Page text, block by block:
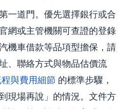
一道門。優先選擇銀行或合
網或主管機關可查證的登錄
機車借款等品項型擔保，請
、聯絡方式與物品估價流
與費用細節 的標準步驟，
現場再說」的情況。文件方